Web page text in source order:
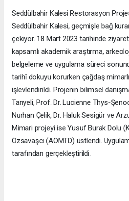
Seddülbahir Kalesi Restorasyon
Seddülbahir Kalesi, geçmişle bağ
çekiyor. 18 Mart 2023 tarihinde
kapsamlı akademik araştırma,
belgeleme ve uygulama süreci
tarihî dokuyu korurken çağdaş
işlevlendirildi. Projenin bilimsel
Tanyeli, Prof. Dr. Lucienne Thys-
Nurhan Çelik, Dr. Haluk Sesigür ve
Mimari projeyi ise Yusuf Burak Dolu
Özsavaşcı (AOMTD) üstlendi.
tarafından gerçekleştirildi.